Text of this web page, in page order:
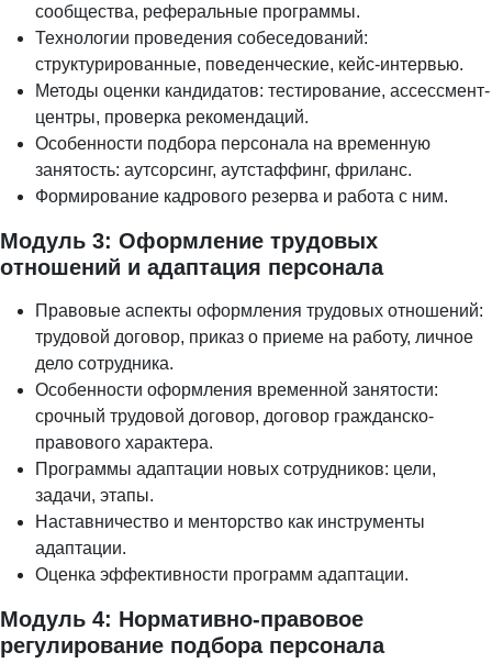
сообщества, реферальные программы.
Технологии проведения собеседований:
структурированные, поведенческие, кейс-интервью.
Методы оценки кандидатов: тестирование, ассессмент-
центры, проверка рекомендаций.
Особенности подбора персонала на временную
занятость: аутсорсинг, аутстаффинг, фриланс.
Формирование кадрового резерва и работа с ним.
Модуль 3: Оформление трудовых
отношений и адаптация персонала
Правовые аспекты оформления трудовых отношений:
трудовой договор, приказ о приеме на работу, личное
дело сотрудника.
Особенности оформления временной занятости:
срочный трудовой договор, договор гражданско-
правового характера.
Программы адаптации новых сотрудников: цели,
задачи, этапы.
Наставничество и менторство как инструменты
адаптации.
Оценка эффективности программ адаптации.
Модуль 4: Нормативно-правовое
регулирование подбора персонала